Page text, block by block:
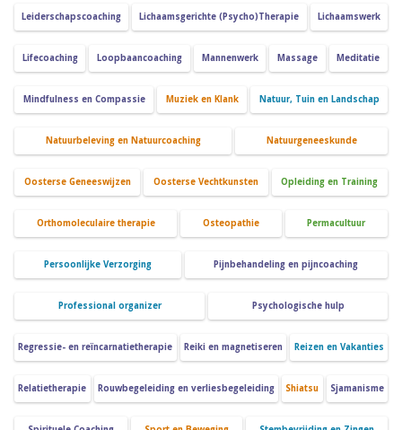
Leiderschapscoaching Lichaamsgerichte (Psycho)Therapie Lichaamswerk
Lifecoaching Loopbaancoaching Mannenwerk Massage Meditatie
Mindfulness en Compassie Muziek en Klank Natuur, Tuin en Landschap
Natuurbeleving en Natuurcoaching Natuurgeneeskunde
Oosterse Geneeswijzen Oosterse Vechtkunsten Opleiding en Training
Orthomoleculaire therapie Osteopathie Permacultuur
Persoonlijke Verzorging Pijnbehandeling en pijncoaching
Professional organizer Psychologische hulp
Regressie- en reïncarnatietherapie Reiki en magnetiseren Reizen en Vakanties
Relatietherapie Rouwbegeleiding en verliesbegeleiding Shiatsu Sjamanisme